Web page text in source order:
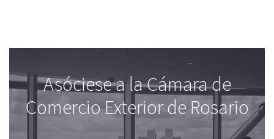
Asóciese a la Cámara de
Comercio Exterior de Rosario